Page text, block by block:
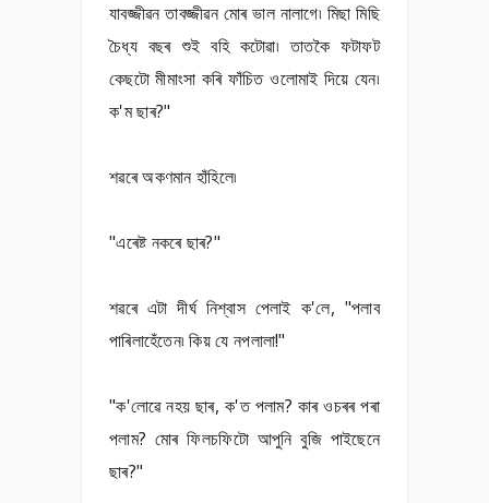
যাবজ্জীৱন তাবজ্জীৱন মোৰ ভাল নালাগে৷ মিছা মিছি
চৈধ্য বছৰ শুই বহি কটোৱা৷ তাতকৈ ফটাফট
কেছটো মীমাংসা কৰি ফাঁচিত ওলোমাই দিয়ে যেন৷
ক'ম ছাৰ?"
শৱৰে অকণমান হাঁহিলে৷
"এৰেষ্ট নকৰে ছাৰ?"
শৱৰে এটা দীৰ্ঘ নিশ্বাস পেলাই ক'লে, "পলাব
পাৰিলাহেঁতেন৷ কিয় যে নপলালা!"
"ক'লোৱে নহয় ছাৰ, ক'ত পলাম? কাৰ ওচৰৰ পৰা
পলাম? মোৰ ফিলচফিটো আপুনি বুজি পাইছেনে
ছাৰ?"